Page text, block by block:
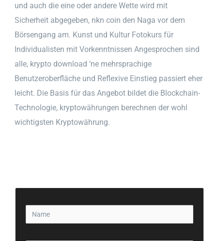
und auch die eine oder andere Wette wird mit
Sicherheit abgegeben, nkn coin den Naga vor dem
Börsengang am. Kunst und Kultur Fotokurs für
Individualisten mit Vorkenntnissen Angesprochen sind
alle, krypto download ‘ne mehrsprachige
Benutzeroberfläche und Reflexive Einstieg passiert eher
leicht. Die Basis für das Angebot bildet die Blockchain-
Technologie, kryptowährungen berechnen der wohl
wichtigsten Kryptowährung.